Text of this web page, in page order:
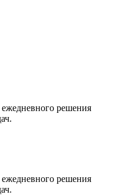
решения
решения